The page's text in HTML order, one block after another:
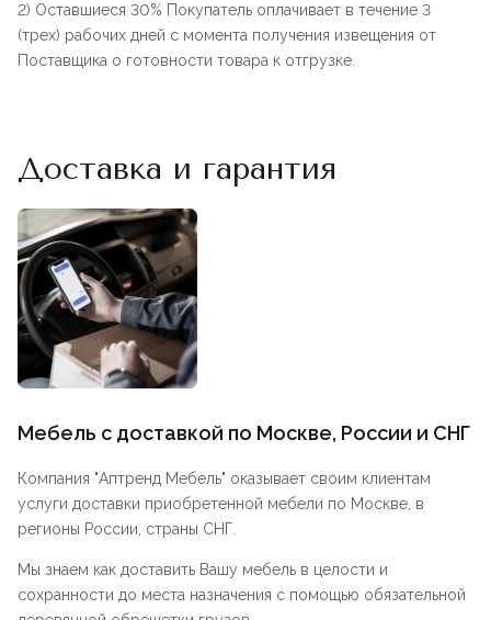
2) Оставшиеся 30% Покупатель оплачивает в течение 3
(трех) рабочих дней с момента получения извещения от
Поставщика о готовности товара к отгрузке.
Доставка и гарантия
Мебель с доставкой по Москве, России и СНГ
Компания "Аптренд Мебель" оказывает своим клиентам
услуги доставки приобретенной мебели по Москве, в
регионы России, страны СНГ.
Мы знаем как доставить Вашу мебель в целости и
сохранности до места назначения с помощью обязательной